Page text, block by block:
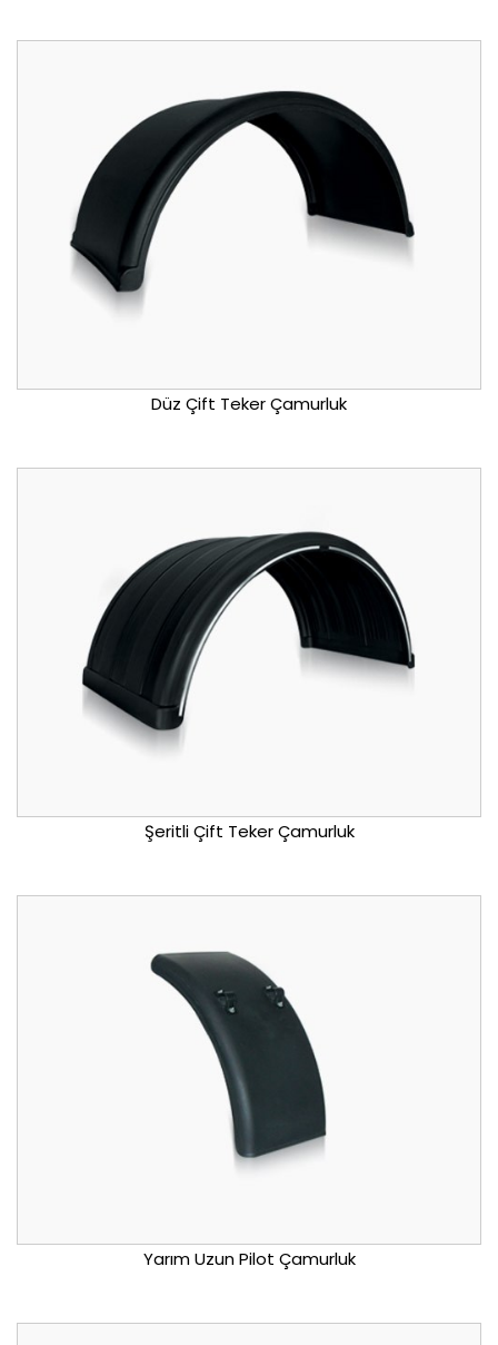
Düz Çift Teker Çamurluk
Şeritli Çift Teker Çamurluk
Yarım Uzun Pilot Çamurluk